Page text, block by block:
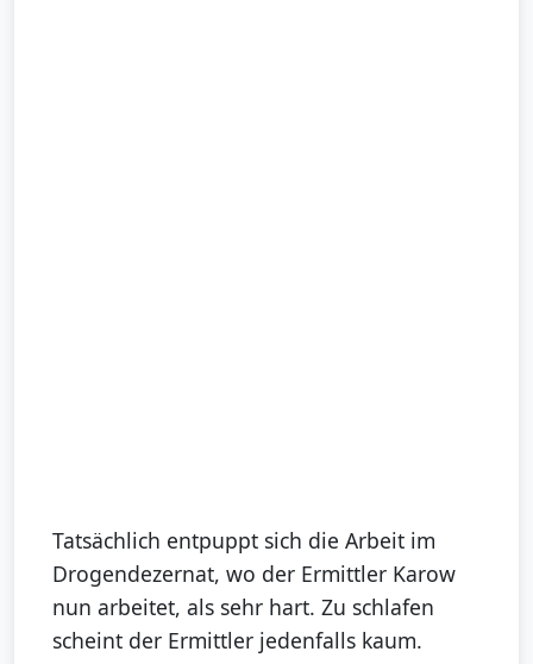
Tatsächlich entpuppt sich die Arbeit im
Drogendezernat, wo der Ermittler Karow
nun arbeitet, als sehr hart. Zu schlafen
scheint der Ermittler jedenfalls kaum.